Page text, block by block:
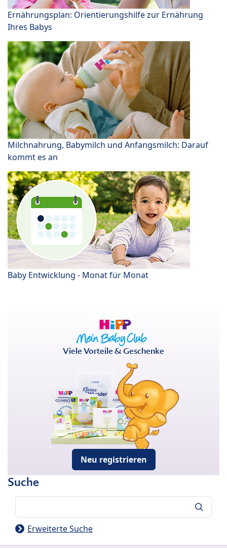
Ernährungsplan: Orientierungshilfe zur Ernährung
Ihres Babys
Milchnahrung, Babymilch und Anfangsmilch: Darauf
kommt es an
Baby Entwicklung - Monat für Monat
Viele Vorteile & Geschenke
Neu registrieren
Suche
Erweiterte Suche